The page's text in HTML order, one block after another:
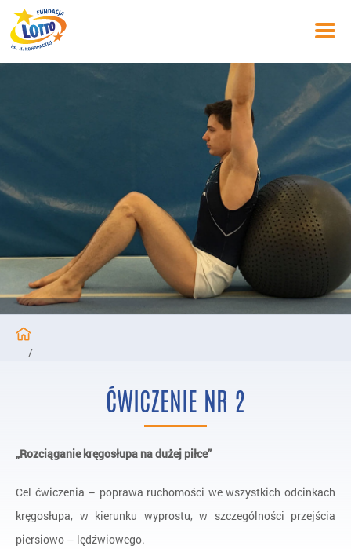
/
Ćwiczenie nr 2ĆWICZENIE NR 2
„Rozciąganie kręgosłupa na dużej piłce”
Cel ćwiczenia – poprawa ruchomości we wszystkich odcinkach
kręgosłupa, w kierunku wyprostu, w szczególności przejścia
piersiowo – lędźwiowego.